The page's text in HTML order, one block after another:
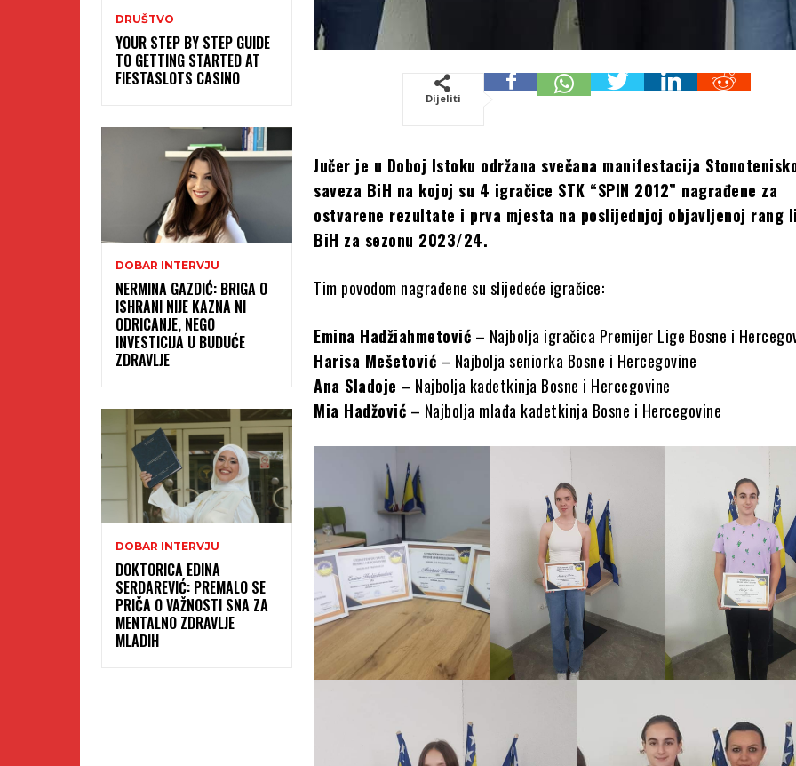
DRUŠTVO
YOUR STEP BY STEP GUIDE
TO GETTING STARTED AT
FIESTASLOTS CASINO
DOBAR INTERVJU
NERMINA GAZDIĆ: BRIGA O
ISHRANI NIJE KAZNA NI
ODRICANJE, NEGO
INVESTICIJA U BUDUĆE
ZDRAVLJE
DOBAR INTERVJU
DOKTORICA EDINA
SERDAREVIĆ: PREMALO SE
PRIČA O VAŽNOSTI SNA ZA
MENTALNO ZDRAVLJE
MLADIH
Dijeliti
Jučer je u Doboj Istoku održana svečana manifestacija
saveza BiH na kojoj su 4 igračice STK “SPIN 2012” nagrađene za
ostvarene rezultate i prva mjesta na poslijednjoj objavljenoj rang
BiH za sezonu 2023/24.
Tim povodom nagrađene su slijedeće igračice:
Emina Hadžiahmetović – Najbolja igračica Premijer Lige Bosne i
Harisa Mešetović – Najbolja seniorka Bosne i Hercegovine
Ana Sladoje – Najbolja kadetkinja Bosne i Hercegovine
Mia Hadžović – Najbolja mlađa kadetkinja Bosne i Hercegovine